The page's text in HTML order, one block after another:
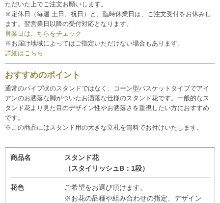
ただいた上でご注文お願いします。
※定休日（毎週 土日、祝日）と、臨時休業日は、ご注文受付をお休みし
ます。翌営業日以降の受付対応となります。
営業日はこちらをチェック
※お届け地域によってはご指定いただけない場合もあります。
詳細はこちら
おすすめのポイント
通常のパイプ状のスタンドではなく、コーン型バスケットタイプでアイ
アンのお洒落な脚がついたお洒落な仕様のスタンド花です。一般的なス
タンド花より見た目のデザイン性やお洒落さを重視したい方におすすめ
です。
※この商品にはスタンド用の大きな立札を無料でお付けいたします。
商品名
スタンド花
（スタイリッシュB：1段）
花色
ご希望をお選び頂けます。
※お花の品種や組み合わせの指定、デザイン